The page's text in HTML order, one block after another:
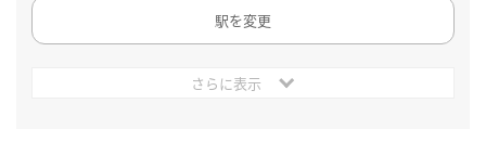
駅を変更
さらに表示